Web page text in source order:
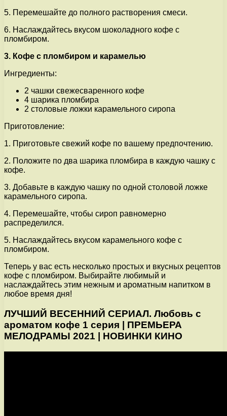
5. Перемешайте до полного растворения смеси.
6. Наслаждайтесь вкусом шоколадного кофе с
пломбиром.
3. Кофе с пломбиром и карамелью
Ингредиенты:
2 чашки свежесваренного кофе
4 шарика пломбира
2 столовые ложки карамельного сиропа
Приготовление:
1. Приготовьте свежий кофе по вашему предпочтению.
2. Положите по два шарика пломбира в каждую чашку с
кофе.
3. Добавьте в каждую чашку по одной столовой ложке
карамельного сиропа.
4. Перемешайте, чтобы сироп равномерно
распределился.
5. Наслаждайтесь вкусом карамельного кофе с
пломбиром.
Теперь у вас есть несколько простых и вкусных рецептов
кофе с пломбиром. Выбирайте любимый и
наслаждайтесь этим нежным и ароматным напитком в
любое время дня!
ЛУЧШИЙ ВЕСЕННИЙ СЕРИАЛ. Любовь с
ароматом кофе 1 серия | ПРЕМЬЕРА
МЕЛОДРАМЫ 2021 | НОВИНКИ КИНО